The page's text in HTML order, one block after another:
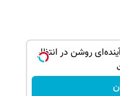
روشن در انتظار